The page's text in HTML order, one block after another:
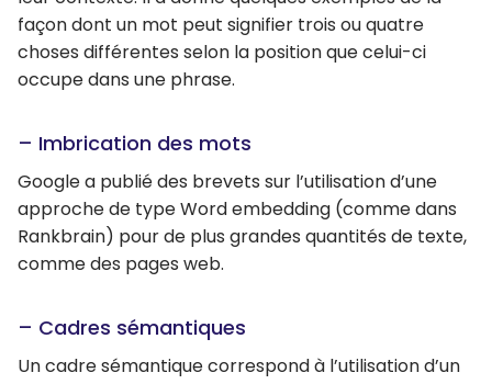
façon dont un mot peut signifier trois ou quatre
choses différentes selon la position que celui-ci
occupe dans une phrase.
– Imbrication des mots
Google a publié des brevets sur l’utilisation d’une
approche de type Word embedding (comme dans
Rankbrain) pour de plus grandes quantités de texte,
comme des pages web.
– Cadres sémantiques
Un cadre sémantique correspond à l’utilisation d’un